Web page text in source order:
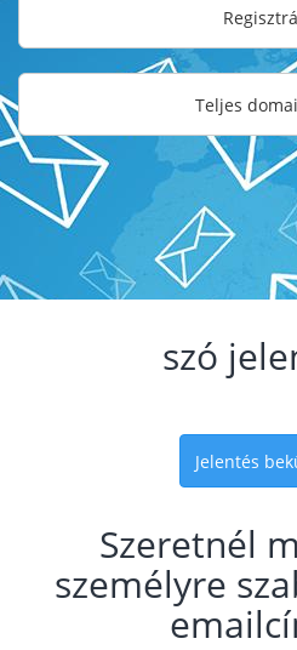
Teljes
szó
Jelentés
Szeretnél
személyre